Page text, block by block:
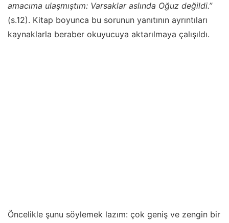
amacıma ulaşmıştım: Varsaklar aslında Oğuz değildi.”
(s.12). Kitap boyunca bu sorunun yanıtının ayrıntıları
kaynaklarla beraber okuyucuya aktarılmaya çalışıldı.
Öncelikle şunu söylemek lazım: çok geniş ve zengin bir